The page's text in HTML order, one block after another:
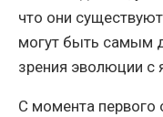
что они
могут быть самым
зрения эволюции с
С момента